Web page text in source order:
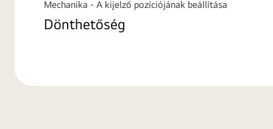
Mechanika - A kijelző pozíciójának beállítása
Dönthetőség